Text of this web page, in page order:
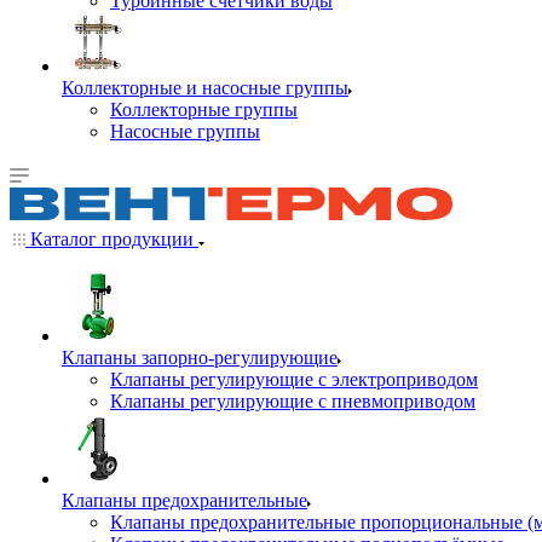
Коллекторные и насосные группы
Коллекторные группы
Насосные группы
Каталог продукции
Клапаны запорно-регулирующие
Клапаны регулирующие с электроприводом
Клапаны регулирующие с пневмоприводом
Клапаны предохранительные
Клапаны предохранительные пропорциональные